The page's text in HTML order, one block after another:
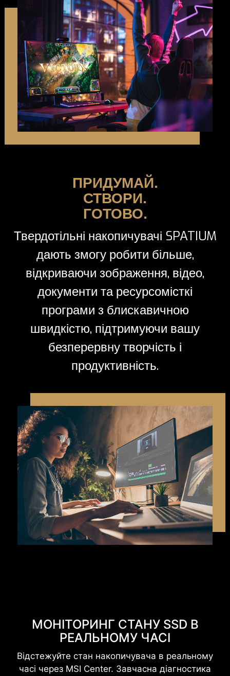
ПРИДУМАЙ.
СТВОРИ.
ГОТОВО.
Твердотільні накопичувачі SPATIUM
дають змогу робити більше,
відкриваючи зображення, відео,
документи та ресурсомісткі
програми з блискавичною
швидкістю, підтримуючи вашу
безперервну творчість і
продуктивність.
МОНІТОРИНГ СТАНУ SSD В
РЕАЛЬНОМУ ЧАСІ
Відстежуйте стан накопичувача в реальному
часі через MSI Center. Завчасна діагностика